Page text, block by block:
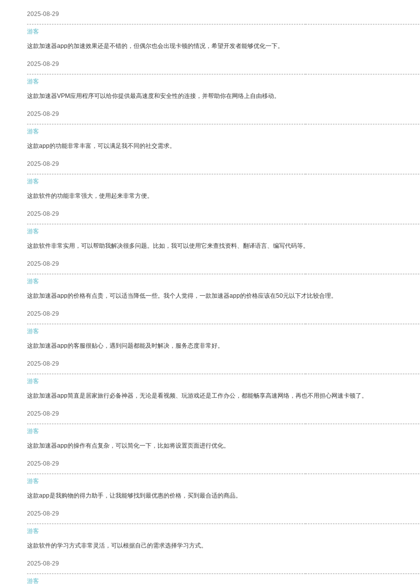
2025-08-29
游客
这款加速器app的加速效果还是不错的，但偶尔也会出现卡顿的情况，希望开发者能够优化一下。
2025-08-29
游客
这款加速器VPM应用程序可以给你提供最高速度和安全性的连接，并帮助你在网络上自由移动。
2025-08-29
游客
这款app的功能非常丰富，可以满足我不同的社交需求。
2025-08-29
游客
这款软件的功能非常强大，使用起来非常方便。
2025-08-29
游客
这款软件非常实用，可以帮助我解决很多问题。比如，我可以使用它来查找资料、翻译语言、编写代码等。
2025-08-29
游客
这款加速器app的价格有点贵，可以适当降低一些。我个人觉得，一款加速器app的价格应该在50元以下才比较合理。
2025-08-29
游客
这款加速器app的客服很贴心，遇到问题都能及时解决，服务态度非常好。
2025-08-29
游客
这款加速器app简直是居家旅行必备神器，无论是看视频、玩游戏还是工作办公，都能畅享高速网络，再也不用担心网速卡顿了。
2025-08-29
游客
这款加速器app的操作有点复杂，可以简化一下，比如将设置页面进行优化。
2025-08-29
游客
这款app是我购物的得力助手，让我能够找到最优惠的价格，买到最合适的商品。
2025-08-29
游客
这款软件的学习方式非常灵活，可以根据自己的需求选择学习方式。
2025-08-29
游客